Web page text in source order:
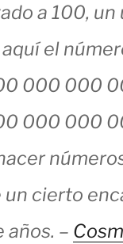
a 100,
aquí el
000 000
000 000
cierto
años. –